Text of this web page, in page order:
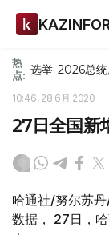
热
点: 选举-2026总
10:46, 28 6月 2020
27日全国新
哈通社/努尔苏
数据， 27日，